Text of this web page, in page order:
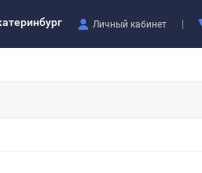
Личный кабинет